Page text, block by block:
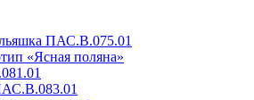
ПАС.В.075.01
«Ясная поляна»